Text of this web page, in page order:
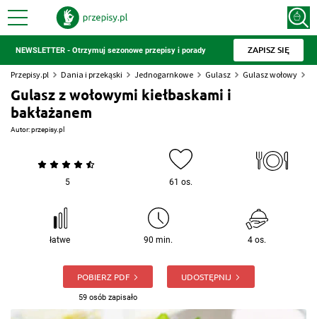
NEWSLETTER - Otrzymuj sezonowe przepisy i porady ZAPISZ SIĘ
Przepisy.pl Dania i przekąski Jednogarnkowe Gulasz Gulasz wołowy
Gulasz z wołowymi kiełbaskami i
bakłażanem
Autor:przepisy.pl
5 61 os.
łatwe 90 min. 4 os.
POBIERZ PDF
59 osób zapisało
UDOSTĘPNIJ